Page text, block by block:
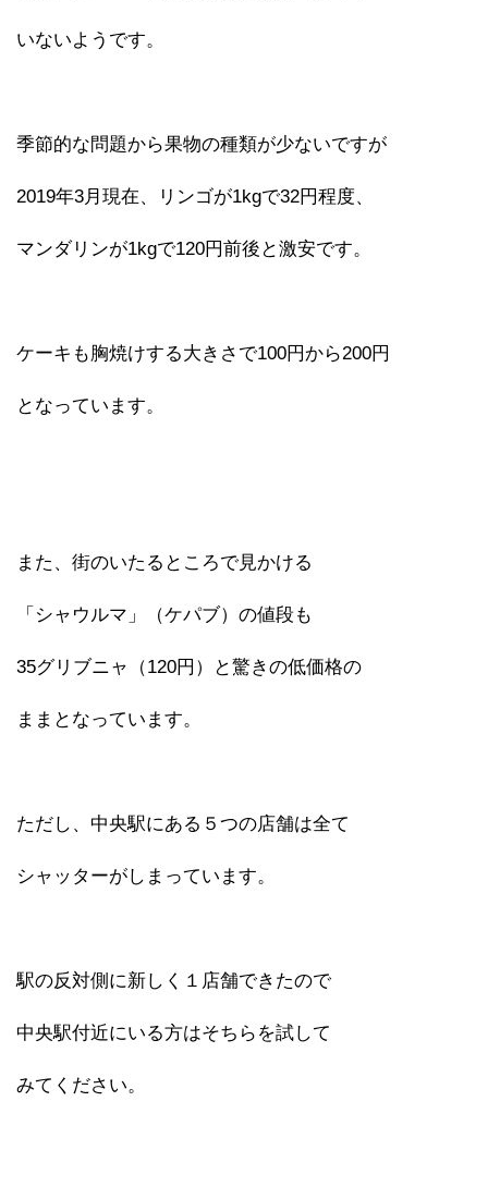
いないようです。
季節的な問題から果物の種類が少ないですが
2019年3月現在、リンゴが1kgで32円程度、
マンダリンが1kgで120円前後と激安です。
ケーキも胸焼けする大きさで100円から200円
となっています。
また、街のいたるところで見かける
「シャウルマ」（ケパブ）の値段も
35グリブニャ（120円）と驚きの低価格の
ままとなっています。
ただし、中央駅にある５つの店舗は全て
シャッターがしまっています。
駅の反対側に新しく１店舗できたので
中央駅付近にいる方はそちらを試して
みてください。